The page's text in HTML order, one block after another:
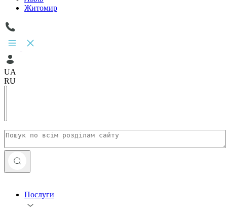
Житомир
UA
RU
Послуги